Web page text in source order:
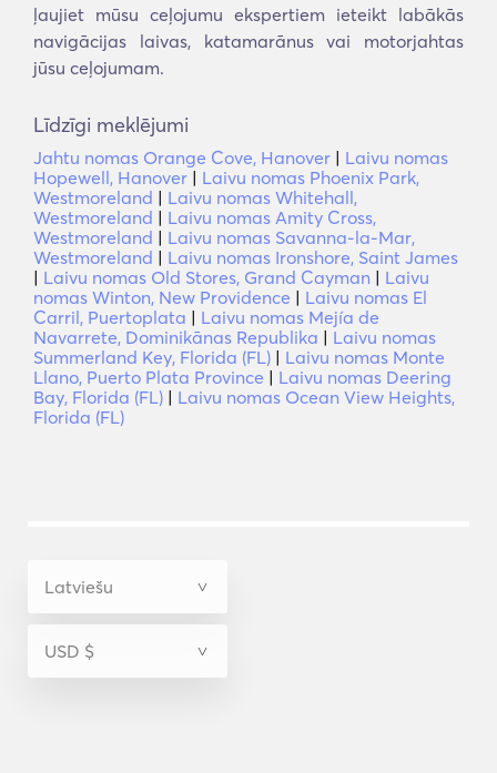
ļaujiet mūsu ceļojumu ekspertiem ieteikt labākās
navigācijas laivas, katamarānus vai motorjahtas
jūsu ceļojumam.
Līdzīgi meklējumi
Jahtu nomas Orange Cove, Hanover | Laivu nomas
Hopewell, Hanover | Laivu nomas Phoenix Park,
Westmoreland | Laivu nomas Whitehall,
Westmoreland | Laivu nomas Amity Cross,
Westmoreland | Laivu nomas Savanna-la-Mar,
Westmoreland | Laivu nomas Ironshore, Saint James
| Laivu nomas Old Stores, Grand Cayman | Laivu
nomas Winton, New Providence | Laivu nomas El
Carril, Puertoplata | Laivu nomas Mejía de
Navarrete, Dominikānas Republika | Laivu nomas
Summerland Key, Florida (FL) | Laivu nomas Monte
Llano, Puerto Plata Province | Laivu nomas Deering
Bay, Florida (FL) | Laivu nomas Ocean View Heights,
Florida (FL)